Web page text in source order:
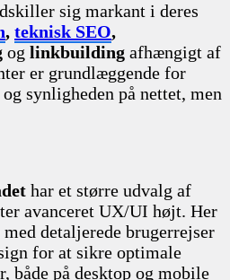
sig markant i deres
, teknisk SEO,
og linkbuilding afhængigt af
er grundlæggende for
synligheden på nettet, men
har et større udvalg af
avanceret UX/UI højt. Her
detaljerede brugerrejser
for at sikre optimale
både på desktop og mobile